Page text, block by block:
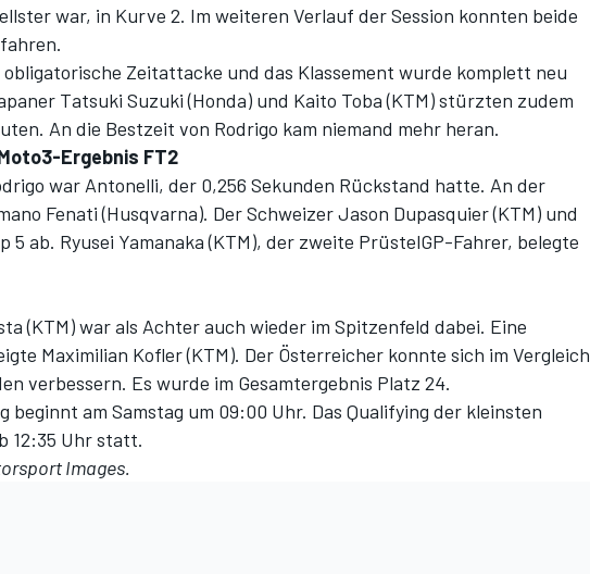
war, in Kurve 2. Im weiteren Verlauf der Session konnten beide
obligatorische Zeitattacke und das Klassement wurde komplett neu
Tatsuki Suzuki (Honda) und Kaito Toba (KTM) stürzten zudem
An die Bestzeit von Rodrigo kam niemand mehr heran.
Ergebnis FT2
war Antonelli, der 0,256 Sekunden Rückstand hatte. An der
Fenati (Husqvarna). Der Schweizer Jason Dupasquier (KTM) und
5 ab. Ryusei Yamanaka (KTM), der zweite PrüstelGP-Fahrer, belegte
(KTM) war als Achter auch wieder im Spitzenfeld dabei. Eine
Maximilian Kofler (KTM). Der Österreicher konnte sich im Vergleich
verbessern. Es wurde im Gesamtergebnis Platz 24.
beginnt am Samstag um 09:00 Uhr. Das Qualifying der kleinsten
12:35 Uhr statt.
Images.